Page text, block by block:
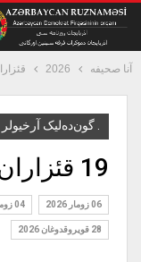
آنا صحیفه 2026 قئزاران
. گون‌ده‌لیک آرخیولر
19 قئزاران 2026
06 زومار 2026 04 زومار 2026
28 قويروق‏دوغان 2026